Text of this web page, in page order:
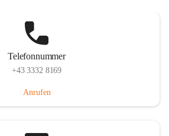
Telefonnummer
+43 3332 8169
Anrufen